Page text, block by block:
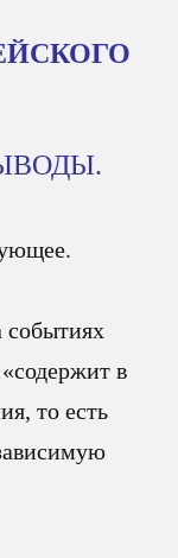
событиях
в
то есть